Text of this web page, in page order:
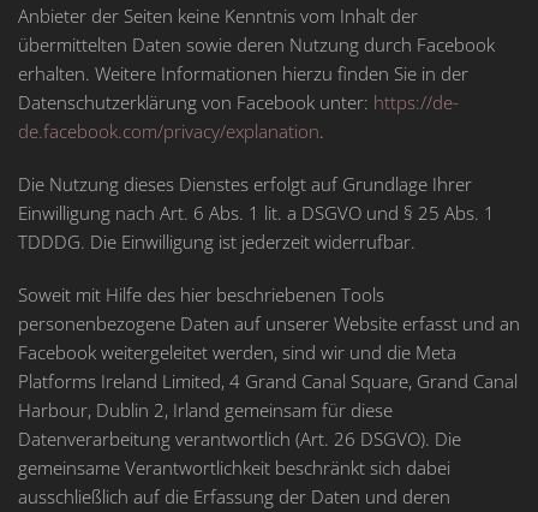
Anbieter der Seiten keine Kenntnis vom Inhalt der
übermittelten Daten sowie deren Nutzung durch Facebook
erhalten. Weitere Informationen hierzu finden Sie in der
Datenschutzerklärung von Facebook unter: https://de-
de.facebook.com/privacy/explanation.
Die Nutzung dieses Dienstes erfolgt auf Grundlage Ihrer
Einwilligung nach Art. 6 Abs. 1 lit. a DSGVO und § 25 Abs. 1
TDDDG. Die Einwilligung ist jederzeit widerrufbar.
Soweit mit Hilfe des hier beschriebenen Tools
personenbezogene Daten auf unserer Website erfasst und an
Facebook weitergeleitet werden, sind wir und die Meta
Platforms Ireland Limited, 4 Grand Canal Square, Grand Canal
Harbour, Dublin 2, Irland gemeinsam für diese
Datenverarbeitung verantwortlich (Art. 26 DSGVO). Die
gemeinsame Verantwortlichkeit beschränkt sich dabei
ausschließlich auf die Erfassung der Daten und deren